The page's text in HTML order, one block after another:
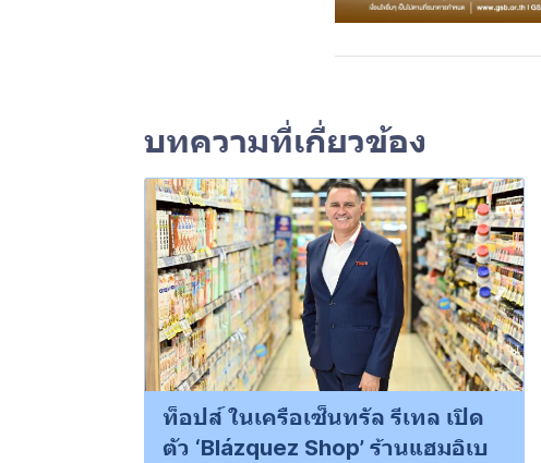
บทความที่เกี่ยวข้อง
ท็อปส์ ในเครือเซ็นทรัล รีเทล เปิด
ตัว ‘Blázquez Shop’ ร้านแฮมอิเบ